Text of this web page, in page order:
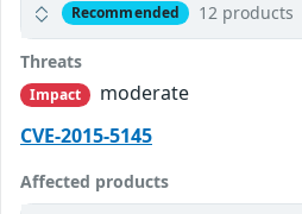
Recommended 12 products
Threats
Impact
moderate
CVE-2015-5145
Affected products